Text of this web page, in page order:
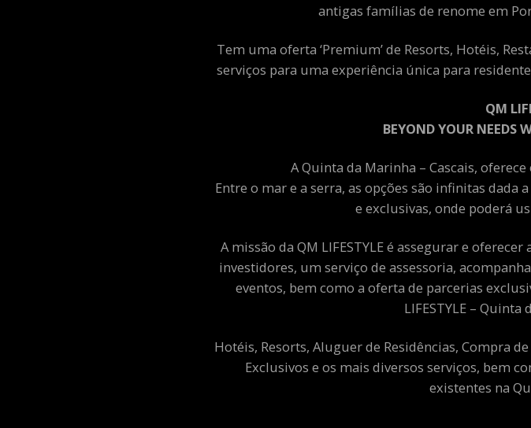
antigas famílias de renome em
Tem uma oferta ‘Premium’ de Resorts, Hotéis,
serviços para uma experiência única para
QM
BEYOND YOUR NEEDS
A Quinta da Marinha – Cascais,
Entre o mar e a serra, as opções são infinitas
e exclusivas, onde poderá
A missão da QM LIFESTYLE é assegurar e
investidores, um serviço de assessoria,
eventos, bem como a oferta de parcerias
LIFESTYLE – Quinta
Hotéis, Resorts, Aluguer de Residências, Compra
Exclusivos e os mais diversos serviços, bem
existentes na